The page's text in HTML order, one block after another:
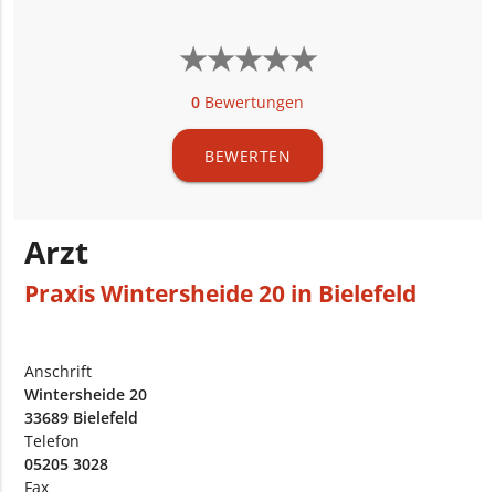
★★★★★
★★★★★
0 Bewertungen
BEWERTEN
Arzt
Praxis Wintersheide 20 in Bielefeld
Anschrift
Wintersheide 20
33689 Bielefeld
Telefon
05205 3028
Fax